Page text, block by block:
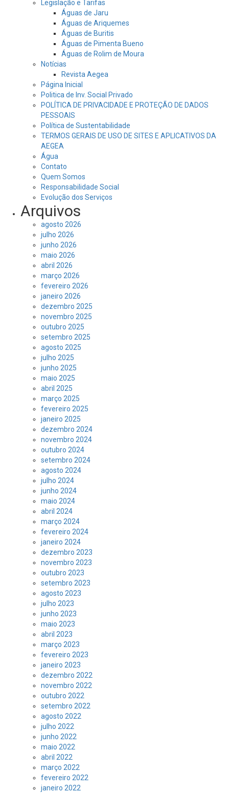
Legislação e Tarifas
Águas de Jaru
Águas de Ariquemes
Águas de Buritis
Águas de Pimenta Bueno
Águas de Rolim de Moura
Notícias
Revista Aegea
Página Inicial
Politica de Inv. Social Privado
POLÍTICA DE PRIVACIDADE E PROTEÇÃO DE DADOS
PESSOAIS
Política de Sustentabilidade
TERMOS GERAIS DE USO DE SITES E APLICATIVOS DA
AEGEA
Água
Contato
Quem Somos
Responsabilidade Social
Evolução dos Serviços
Arquivos
agosto 2026
julho 2026
junho 2026
maio 2026
abril 2026
março 2026
fevereiro 2026
janeiro 2026
dezembro 2025
novembro 2025
outubro 2025
setembro 2025
agosto 2025
julho 2025
junho 2025
maio 2025
abril 2025
março 2025
fevereiro 2025
janeiro 2025
dezembro 2024
novembro 2024
outubro 2024
setembro 2024
agosto 2024
julho 2024
junho 2024
maio 2024
abril 2024
março 2024
fevereiro 2024
janeiro 2024
dezembro 2023
novembro 2023
outubro 2023
setembro 2023
agosto 2023
julho 2023
junho 2023
maio 2023
abril 2023
março 2023
fevereiro 2023
janeiro 2023
dezembro 2022
novembro 2022
outubro 2022
setembro 2022
agosto 2022
julho 2022
junho 2022
maio 2022
abril 2022
março 2022
fevereiro 2022
janeiro 2022